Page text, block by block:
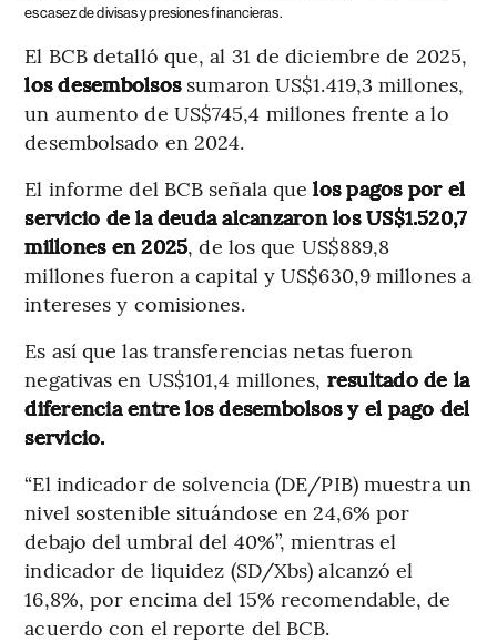
escasez de divisas y presiones financieras.
El BCB detalló que, al 31 de diciembre de 2025,
los desembolsos sumaron US$1.419,3 millones,
un aumento de US$745,4 millones frente a lo
desembolsado en 2024.
El informe del BCB señala quelos pagos por el
servicio de la deuda alcanzaron los US$1.520,7
millones en 2025, de los que US$889,8
millones fueron a capital y US$630,9 millones a
intereses y comisiones.
Es así que las transferencias netas fueron
negativas en US$101,4 millones, resultado de la
diferencia entre los desembolsos y el pago del
servicio.
“El indicador de solvencia (DE/PIB) muestra un
nivel sostenible situándose en 24,6% por
debajo del umbral del 40%”, mientras el
indicador de liquidez (SD/Xbs) alcanzó el
16,8%, por encima del 15% recomendable, de
acuerdo con el reporte del BCB.